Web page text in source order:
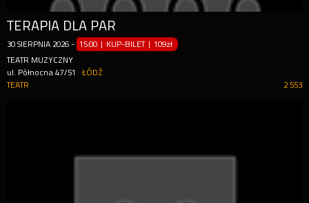
TERAPIA DLA PAR
30 SIERPNIA 2026 - 15:00 | KUP-BILET |109zł
TEATR MUZYCZNY
ul. Północna 47/51
ŁÓDŹ
2 553
TEATR